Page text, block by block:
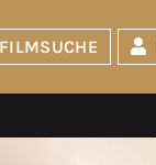
FILMSUCHE